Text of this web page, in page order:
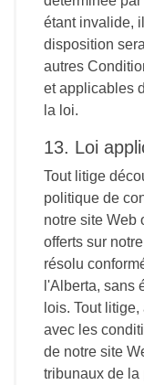
étant invalide,
disposition
autres
et applicables
la loi.
13. Loi
Tout litige
politique de
notre site Web
offerts sur
résolu
l'Alberta, sans
lois. Tout
avec les
de notre site
tribunaux de